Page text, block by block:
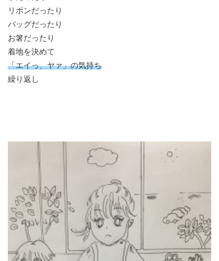
リボンだったり
バッグだったり
お箸だったり
着地を決めて
「エイっ、ヤァ」の気持ち
繰り返し